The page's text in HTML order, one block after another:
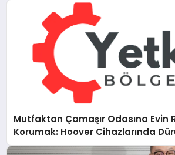
Mutfaktan Çamaşır Odasına Evin
Korumak: Hoover Cihazlarında
Destek Deneyimi